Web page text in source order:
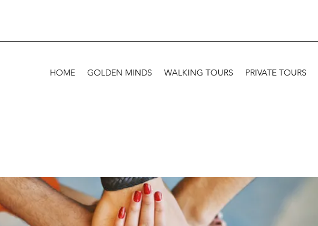
HOME GOLDEN MINDS WALKING TOURS PRIVATE TOURS